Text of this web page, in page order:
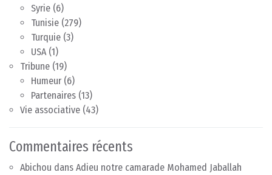
Syrie (6)
Tunisie (279)
Turquie (3)
USA(1)
Tribune (19)
Humeur (6)
Partenaires (13)
Vie associative (43)
Commentaires récents
Abichou dans Adieu notre camarade Mohamed Jaballah